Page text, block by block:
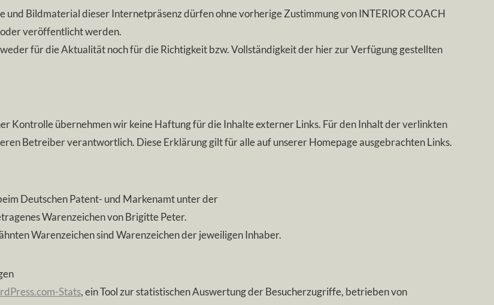
und Bildmaterial dieser Internetpräsenz dürfen ohne vorherige Zustimmung von INTERIOR COACH
veröffentlicht werden.
für die Aktualität noch für die Richtigkeit bzw. Vollständigkeit der hier zur Verfügung gestellten
Kontrolle übernehmen wir keine Haftung für die Inhalte externer Links. Für den Inhalt der verlinkten
Betreiber verantwortlich. Diese Erklärung gilt für alle auf unserer Homepage ausgebrachten Links.
Deutschen Patent- und Markenamt unter der
Warenzeichen von Brigitte Peter.
Warenzeichen sind Warenzeichen der jeweiligen Inhaber.
Stats, ein Tool zur statistischen Auswertung der Besucherzugriffe, betrieben von